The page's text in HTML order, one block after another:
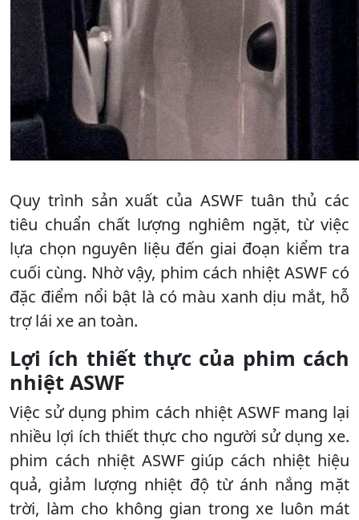
Quy trình sản xuất của ASWF tuân thủ các
tiêu chuẩn chất lượng nghiêm ngặt, từ việc
lựa chọn nguyên liệu đến giai đoạn kiểm tra
cuối cùng. Nhờ vậy, phim cách nhiệt ASWF có
đặc điểm nổi bật là có màu xanh dịu mắt, hỗ
trợ lái xe an toàn.
Lợi ích thiết thực của phim cách
nhiệt ASWF
Việc sử dụng phim cách nhiệt ASWF mang lại
nhiều lợi ích thiết thực cho người sử dụng xe.
phim cách nhiệt ASWF giúp cách nhiệt hiệu
quả, giảm lượng nhiệt độ từ ánh nắng mặt
trời, làm cho không gian trong xe luôn mát